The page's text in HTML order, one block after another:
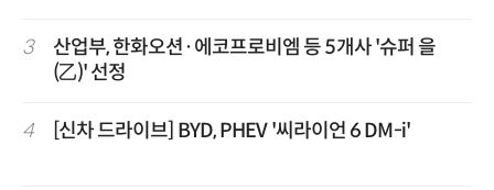
3
산업부, 한화오션·에코프로비엠 등 5개사 '슈퍼 을
(乙)' 선정
4 [신차 드라이브] BYD, PHEV '씨라이언 6 DM-i'